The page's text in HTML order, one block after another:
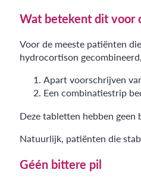
Wat betekent dit voor
Voor de meeste patiënten
hydrocortison
Apart voorschrijven
Een combinatiestrip
Deze tabletten hebben geen
Natuurlijk, patiënten die
Géén bittere pil